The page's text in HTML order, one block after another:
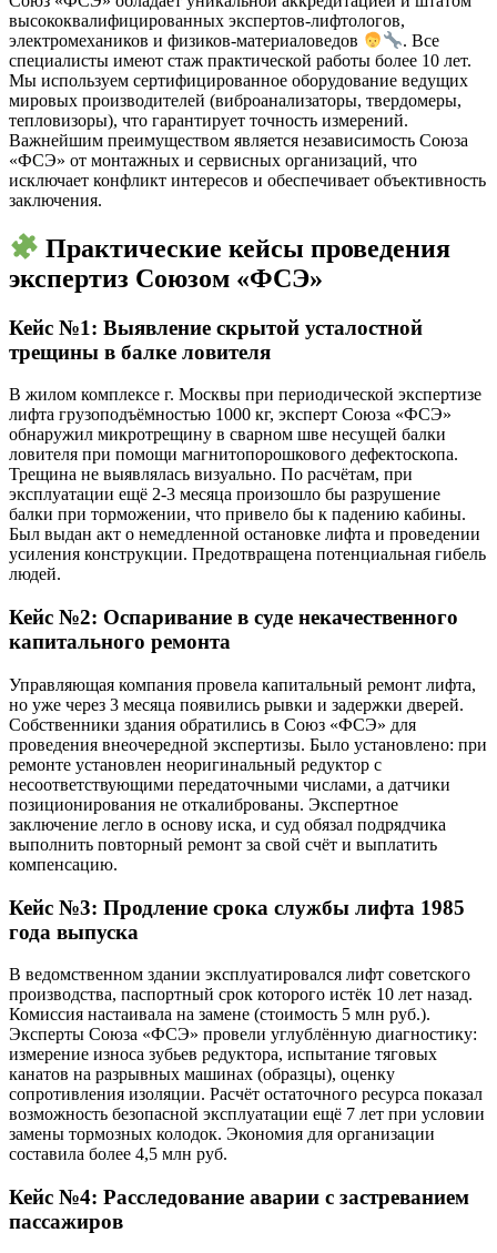
высококвалифицированных экспертов-лифтологов,
электромехаников и физиков-материаловедов
. Все
специалисты имеют стаж практической работы более 10 лет.
Мы используем сертифицированное оборудование ведущих
мировых производителей (виброанализаторы, твердомеры,
тепловизоры), что гарантирует точность измерений.
Важнейшим преимуществом является независимость Союза
«ФСЭ» от монтажных и сервисных организаций, что
исключает конфликт интересов и обеспечивает объективность
заключения.
Практические кейсы проведения
экспертиз Союзом «ФСЭ»
Кейс №1: Выявление скрытой усталостной
трещины в балке ловителя
В жилом комплексе г. Москвы при периодической экспертизе
лифта грузоподъёмностью 1000 кг, эксперт Союза «ФСЭ»
обнаружил микротрещину в сварном шве несущей балки
ловителя при помощи магнитопорошкового дефектоскопа.
Трещина не выявлялась визуально. По расчётам, при
эксплуатации ещё 2-3 месяца произошло бы разрушение
балки при торможении, что привело бы к падению кабины.
Был выдан акт о немедленной остановке лифта и проведении
усиления конструкции. Предотвращена потенциальная гибель
людей.
Кейс №2: Оспаривание в суде некачественного
капитального ремонта
Управляющая компания провела капитальный ремонт лифта,
но уже через 3 месяца появились рывки и задержки дверей.
Собственники здания обратились в Союз «ФСЭ» для
проведения внеочередной экспертизы. Было установлено: при
ремонте установлен неоригинальный редуктор с
несоответствующими передаточными числами, а датчики
позиционирования не откалиброваны. Экспертное
заключение легло в основу иска, и суд обязал подрядчика
выполнить повторный ремонт за свой счёт и выплатить
компенсацию.
Кейс №3: Продление срока службы лифта 1985
года выпуска
В ведомственном здании эксплуатировался лифт советского
производства, паспортный срок которого истёк 10 лет назад.
Комиссия настаивала на замене (стоимость 5 млн руб.).
Эксперты Союза «ФСЭ» провели углублённую диагностику:
измерение износа зубьев редуктора, испытание тяговых
канатов на разрывных машинах (образцы), оценку
сопротивления изоляции. Расчёт остаточного ресурса показал
возможность безопасной эксплуатации ещё 7 лет при условии
замены тормозных колодок. Экономия для организации
составила более 4,5 млн руб.
Кейс №4: Расследование аварии с застреванием
пассажиров